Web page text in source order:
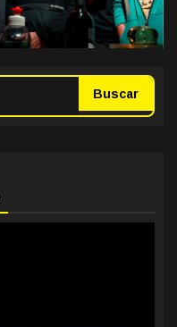
Buscar